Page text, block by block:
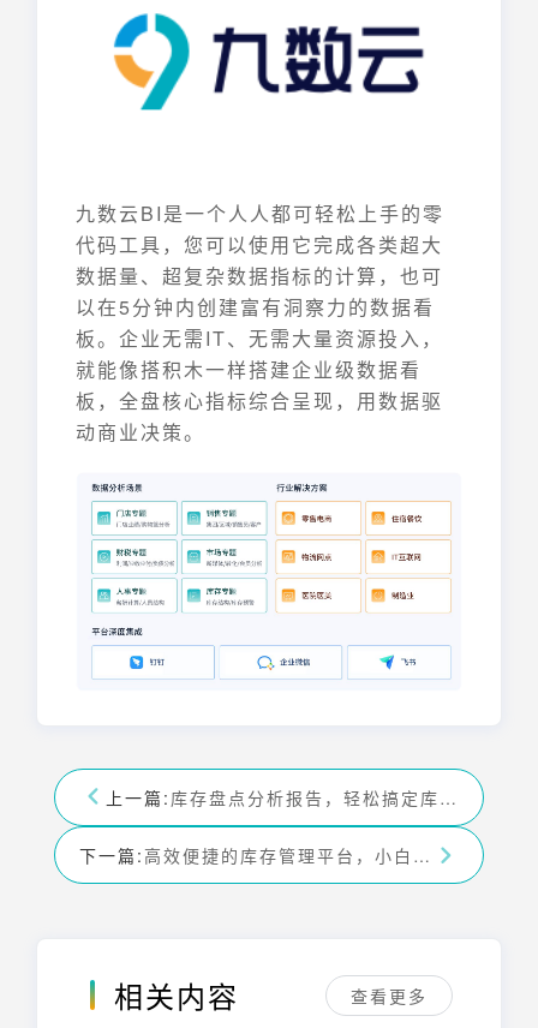
九数云BI是一个人人都可轻松上手的零
代码工具，您可以使用它完成各类超大
数据量、超复杂数据指标的计算，也可
以在5分钟内创建富有洞察力的数据看
板。企业无需IT、无需大量资源投入，
就能像搭积木一样搭建企业级数据看
板，全盘核心指标综合呈现，用数据驱
动商业决策。
上一篇: 库存盘点分析报告，轻松搞定库存难题——九数云
下一篇: 高效便捷的库存管理平台，小白亦可轻松上手——九数云
相关内容 查看更多